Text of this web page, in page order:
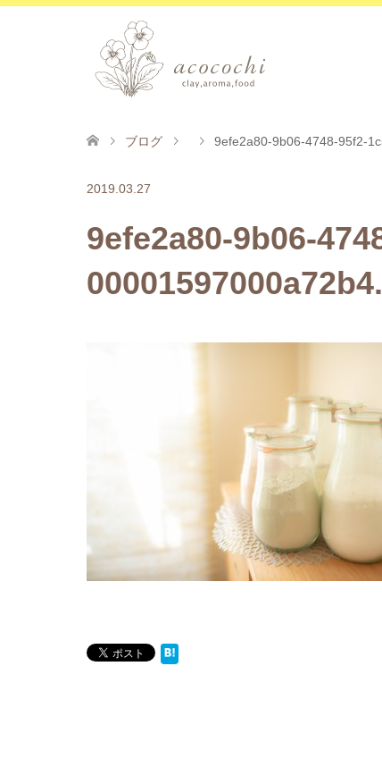
ブログ 9efe2a80-9b06-4748-95f2-
2019.03.27
9efe2a80-9b06-